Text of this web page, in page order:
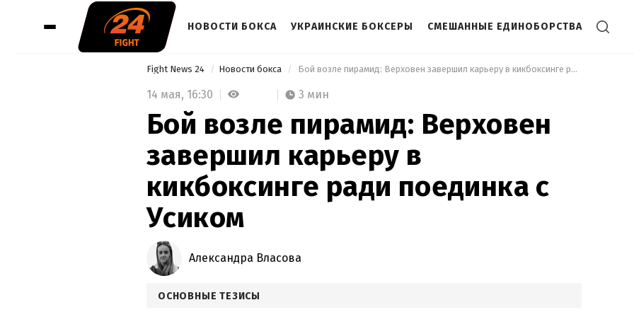
НОВОСТИ БОКСА УКРАИНСКИЕ БОКСЕРЫ СМЕШАННЫЕ ЕДИНОБОРСТВА
Fight News 24 Новости бокса Бой возле пирамид: Верховен завершил карьеру в кикбоксинге ради поединка с Усиком
14 мая, 16:30 3 мин
Бой возле пирамид: Верховен
завершил карьеру в
кикбоксинге ради поединка с
Усиком
Александра Власова
ОСНОВНЫЕ ТЕЗИСЫ